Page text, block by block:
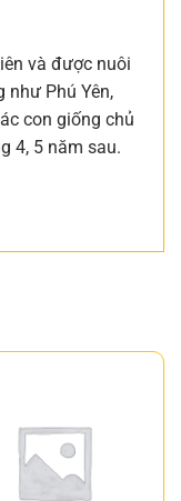
và được nuôi
như Phú Yên,
con giống chủ
4, 5 năm sau.